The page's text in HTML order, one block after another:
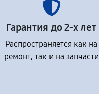
Гарантия до 2-х лет
Распространяется как на
ремонт, так и на запчасти